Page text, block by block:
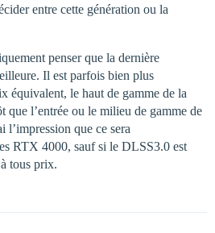
entre cette génération ou la
penser que la dernière
Il est parfois bien plus
équivalent, le haut de gamme de la
que l’entrée ou le milieu de gamme de
l’impression que ce sera
RTX 4000, sauf si le DLSS3.0 est
tous prix.